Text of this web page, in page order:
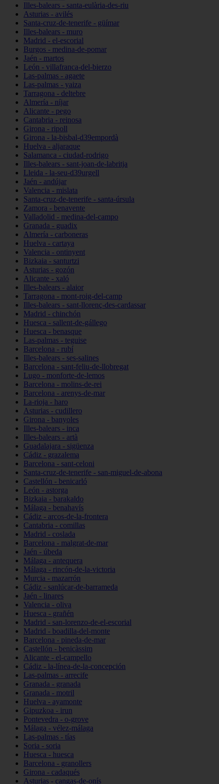
Illes-balears - santa-eulària-des-riu
Asturias - avilés
Santa-cruz-de-tenerife - güímar
Illes-balears - muro
Madrid - el-escorial
Burgos - medina-de-pomar
Jaén - martos
León - villafranca-del-bierzo
Las-palmas - agaete
Las-palmas - yaiza
Tarragona - deltebre
Almería - níjar
Alicante - pego
Cantabria - reinosa
Girona - ripoll
Girona - la-bisbal-d39empordà
Huelva - aljaraque
Salamanca - ciudad-rodrigo
Illes-balears - sant-joan-de-labritja
Lleida - la-seu-d39urgell
Jaén - andújar
Valencia - mislata
Santa-cruz-de-tenerife - santa-úrsula
Zamora - benavente
Valladolid - medina-del-campo
Granada - guadix
Almería - carboneras
Huelva - cartaya
Valencia - ontinyent
Bizkaia - santurtzi
Asturias - gozón
Alicante - xaló
Illes-balears - alaior
Tarragona - mont-roig-del-camp
Illes-balears - sant-llorenç-des-cardassar
Madrid - chinchón
Huesca - sallent-de-gállego
Huesca - benasque
Las-palmas - teguise
Barcelona - rubí
Illes-balears - ses-salines
Barcelona - sant-feliu-de-llobregat
Lugo - monforte-de-lemos
Barcelona - molins-de-rei
Barcelona - arenys-de-mar
La-rioja - haro
Asturias - cudillero
Girona - banyoles
Illes-balears - inca
Illes-balears - artà
Guadalajara - sigüenza
Cádiz - grazalema
Barcelona - sant-celoni
Santa-cruz-de-tenerife - san-miguel-de-abona
Castellón - benicarló
León - astorga
Bizkaia - barakaldo
Málaga - benahavís
Cádiz - arcos-de-la-frontera
Cantabria - comillas
Madrid - coslada
Barcelona - malgrat-de-mar
Jaén - úbeda
Málaga - antequera
Málaga - rincón-de-la-victoria
Murcia - mazarrón
Cádiz - sanlúcar-de-barrameda
Jaén - linares
Valencia - oliva
Huesca - grañén
Madrid - san-lorenzo-de-el-escorial
Madrid - boadilla-del-monte
Barcelona - pineda-de-mar
Castellón - benicàssim
Alicante - el-campello
Cádiz - la-línea-de-la-concepción
Las-palmas - arrecife
Granada - granada
Granada - motril
Huelva - ayamonte
Gipuzkoa - irun
Pontevedra - o-grove
Málaga - vélez-málaga
Las-palmas - tías
Soria - soria
Huesca - huesca
Barcelona - granollers
Girona - cadaqués
Asturias - cangas-de-onís